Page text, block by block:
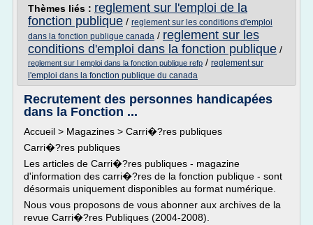
Thèmes liés : reglement sur l'emploi de la
fonction publique / reglement sur les conditions d'emploi
dans la fonction publique canada / reglement sur les
conditions d'emploi dans la fonction publique /
reglement sur l emploi dans la fonction publique refp / reglement sur
l'emploi dans la fonction publique du canada
Recrutement des personnes handicapées
dans la Fonction ...
Accueil > Magazines > Carri�?res publiques
Carri�?res publiques
Les articles de Carri�?res publiques - magazine
d'information des carri�?res de la fonction publique - sont
désormais uniquement disponibles au format numérique.
Nous vous proposons de vous abonner aux archives de la
revue Carri�?res Publiques (2004-2008).